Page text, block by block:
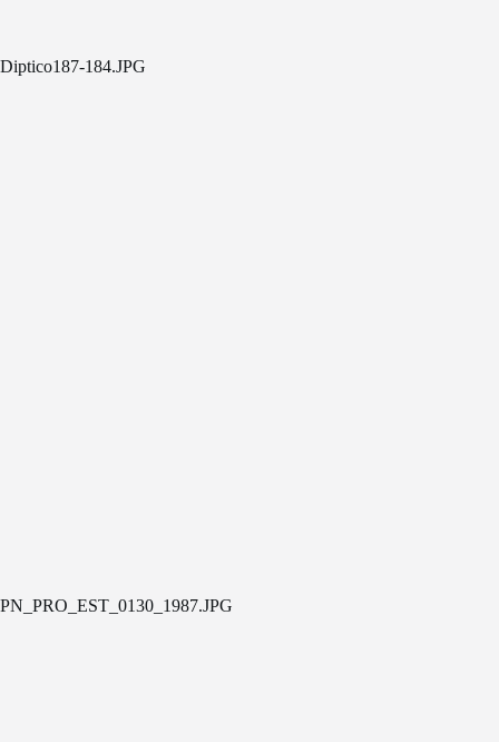
Diptico187-184.JPG
PN_PRO_EST_0130_1987.JPG